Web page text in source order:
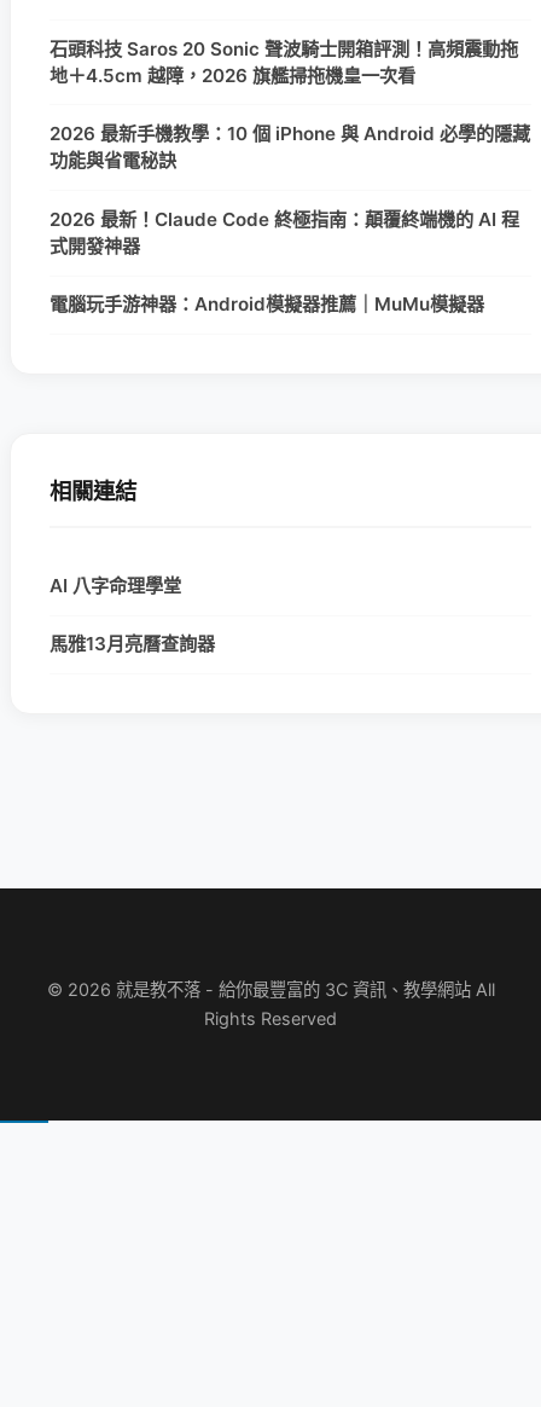
石頭科技 Saros 20 Sonic 聲波騎士開箱評測！高頻震動拖
地＋4.5cm 越障，2026 旗艦掃拖機皇一次看
2026 最新手機教學：10 個 iPhone 與 Android 必學的隱藏
功能與省電秘訣
2026 最新！Claude Code 終極指南：顛覆終端機的 AI 程
式開發神器
電腦玩手游神器：Android模擬器推薦｜MuMu模擬器
相關連結
AI 八字命理學堂
馬雅13月亮曆查詢器
© 2026 就是教不落 - 給你最豐富的 3C 資訊、教學網站 All
Rights Reserved